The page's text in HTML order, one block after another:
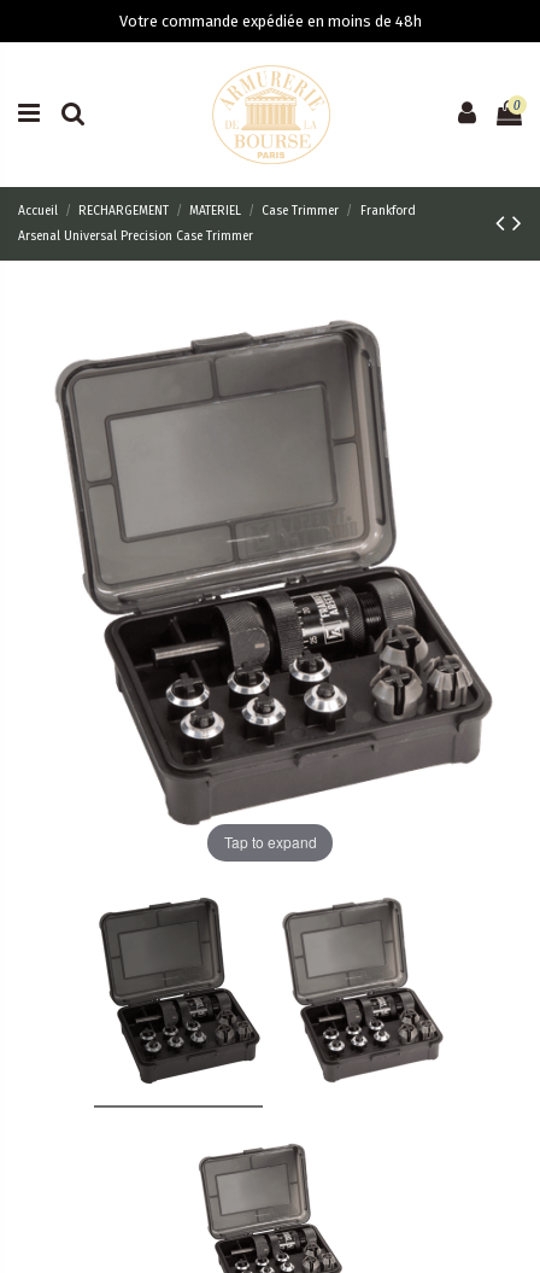
Votre commande expédiée en moins de 48h
0
Accueil RECHARGEMENT MATERIEL Case Trimmer
Frankford
Arsenal Universal Precision Case Trimmer
Tap to expand